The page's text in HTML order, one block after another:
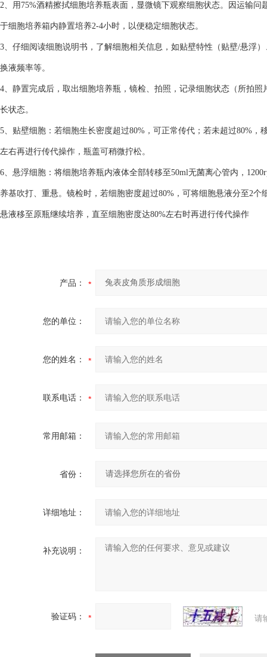
2、用75%酒精擦拭细胞培养瓶表面，显微镜下观察细胞状态。因运输
于细胞培养箱内静置培养2-4小时，以便稳定细胞状态。
3、仔细阅读细胞说明书，了解细胞相关信息，如贴壁特性（贴壁/悬浮
换液频率等。
4、静置完成后，取出细胞培养瓶，镜检、拍照，记录细胞状态（所拍
长状态。
5、贴壁细胞：若细胞生长密度超过80%，可正常传代；若未超过80%
左右再进行传代操作，瓶盖可稍微拧松。
6、悬浮细胞：将细胞培养瓶内液体全部转移至50ml无菌离心管内，
养基吹打、重悬。镜检时，若细胞密度超过80%，可将细胞悬液分至2
悬液移至原瓶继续培养，直至细胞密度达80%左右时再进行传代操作
产品：
您的单位：
您的姓名：
联系电话：
常用邮箱：
省份：
详细地址：
补充说明：
验证码： 请